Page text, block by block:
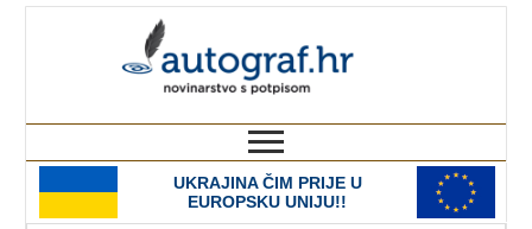
UKRAJINA ČIM PRIJE U
EUROPSKU UNIJU!!